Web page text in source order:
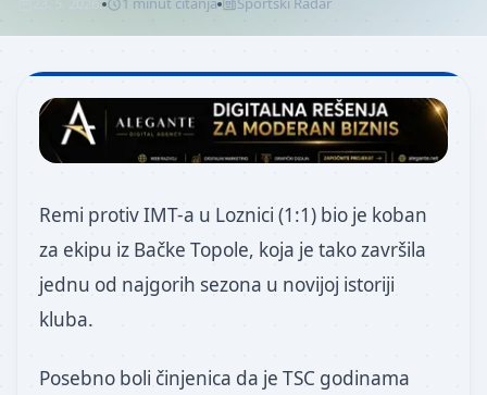
Remi protiv IMT-a u Loznici (1:1) bio je koban
za ekipu iz Bačke Topole, koja je tako završila
jednu od najgorih sezona u novijoj istoriji
kluba.
Posebno boli činjenica da je TSC godinama